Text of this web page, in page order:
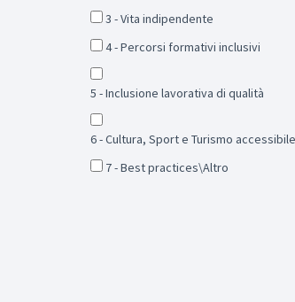
3 - Vita indipendente
4 - Percorsi formativi inclusivi
5 - Inclusione lavorativa di qualità
6 - Cultura, Sport e Turismo accessibile
7 - Best practices\Altro